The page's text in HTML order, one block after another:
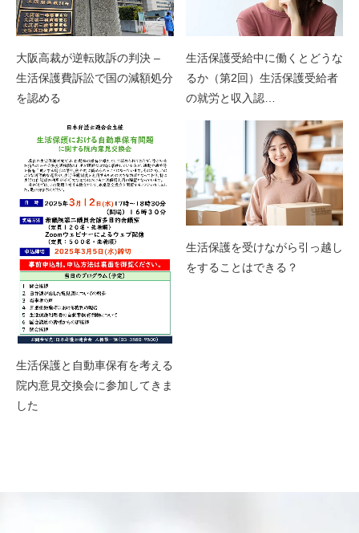
大阪高裁が逆転敗訴の判決 –
生活保護費訴訟で国の減額処分
を認める
生活保護受給中に働くとどうな
るか（第2回）生活保護受給者
の就労と収入認…
生活保護と自動車保有を考える
院内意見交換会に参加してきま
した
生活保護を受けながら引っ越し
をすることはできる？